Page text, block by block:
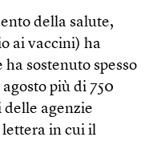
della salute,
ai vaccini) ha
sostenuto spesso
più di 750
agenzie
in cui il